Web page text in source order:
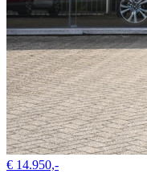
€ 14.950,-